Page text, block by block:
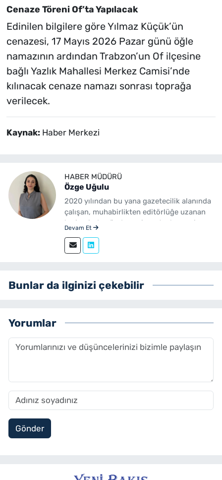
Cenaze Töreni Of’ta Yapılacak
Edinilen bilgilere göre Yılmaz Küçük’ün
cenazesi, 17 Mayıs 2026 Pazar günü öğle
namazının ardından Trabzon’un Of ilçesine
bağlı Yazlık Mahallesi Merkez Camisi’nde
kılınacak cenaze namazı sonrası toprağa
verilecek.
Kaynak: Haber Merkezi
HABER MÜDÜRÜ
Özge Uğulu
2020 yılından bu yana gazetecilik alanında
çalışan, muhabirlikten editörlüğe uzanan
kariyerinde gündem, siyaset, ekonomi,
olmak üzere birçok alanda içerik üreten bir
gazetecidir. Ege Üniversitesi İletişim
olarak çalışmalarını sürdürmektedir.
Devam Et
Bunlar da ilginizi çekebilir
Yorumlar
Gönder